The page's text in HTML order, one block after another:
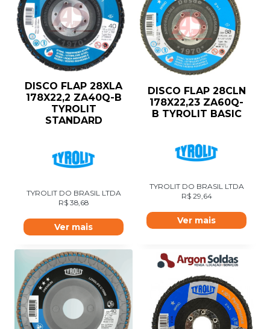
DISCO FLAP 28XLA
178X22,2 ZA40Q-B
TYROLIT
STANDARD
TYROLIT DO BRASIL LTDA
R$ 38,68
Ver mais
DISCO FLAP 28CLN
178X22,23 ZA60Q-
B TYROLIT BASIC
TYROLIT DO BRASIL LTDA
R$29,64
Ver mais